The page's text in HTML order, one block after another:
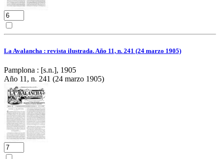
La Avalancha : revista ilustrada. Año 11, n. 241 (24 marzo 1905)
Pamplona : [s.n.], 1905
Año 11, n. 241 (24 marzo 1905)